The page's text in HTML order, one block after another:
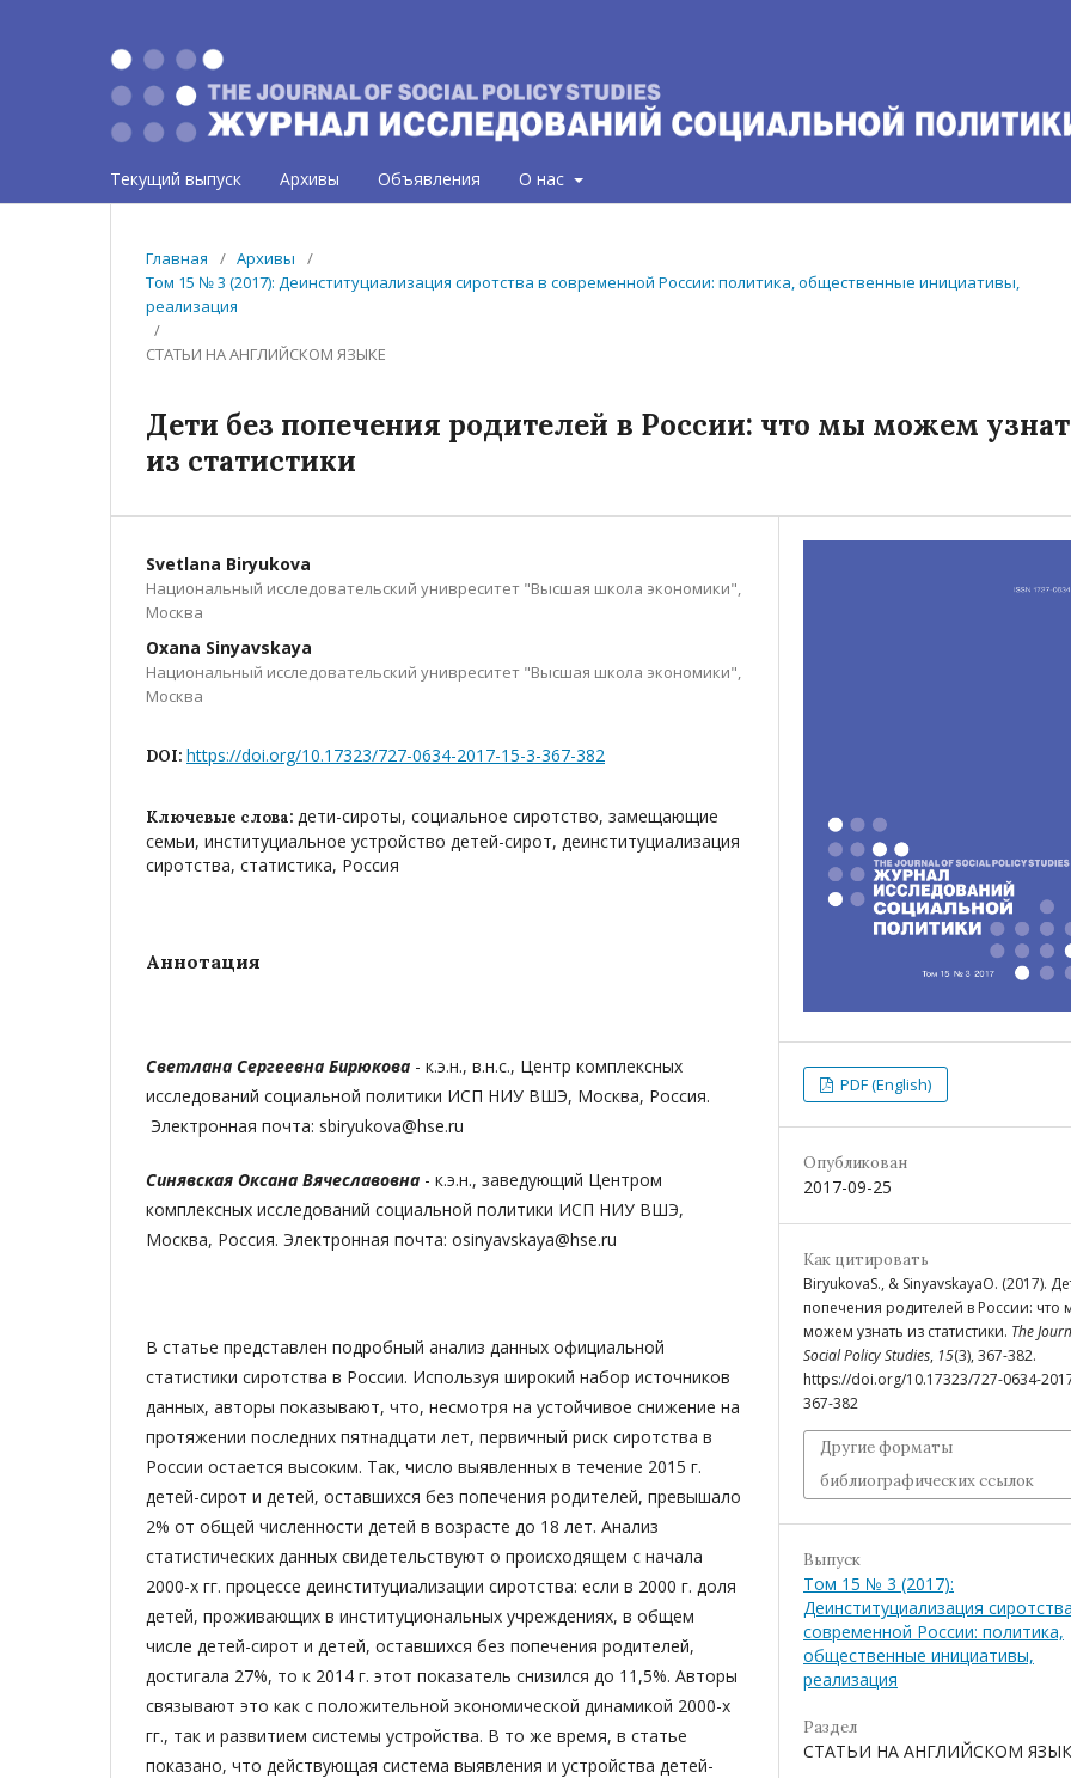
Текущий выпуск Архивы Объявления О нас
Главная / Архивы
/
Том 15 № 3 (2017): Деинституциализация сиротства в современной России: политика, общественные инициативы,
реализация
/
СТАТЬИ НА АНГЛИЙСКОМ ЯЗЫКЕ
Дети без попечения родителей в России: что мы можем
из статистики
Svetlana Biryukova
Национальный исследовательский унивреситет "Высшая школа экономики",
Москва
Oxana Sinyavskaya
Национальный исследовательский унивреситет "Высшая школа экономики",
Москва
DOI: https://doi.org/10.17323/727-0634-2017-15-3-367-382
Ключевые слова: дети-сироты, социальное сиротство, замещающие
семьи, институциальное устройство детей-сирот, деинституциализация
сиротства, статистика, Россия
Аннотация
Светлана Сергеевна Бирюкова - к.э.н., в.н.с., Центр комплексных
исследований социальной политики ИСП НИУ ВШЭ, Москва, Россия.
Электронная почта: sbiryukova@hse.ru
Синявская Оксана Вячеславовна - к.э.н., заведующий Центром
комплексных исследований социальной политики ИСП НИУ ВШЭ,
Москва, Россия. Электронная почта: osinyavskaya@hse.ru
В статье представлен подробный анализ данных официальной
статистики сиротства в России. Используя широкий набор источников
данных, авторы показывают, что, несмотря на устойчивое снижение на
протяжении последних пятнадцати лет, первичный риск сиротства в
России остается высоким. Так, число выявленных в течение 2015 г.
детей-сирот и детей, оставшихся без попечения родителей, превышало
2% от общей численности детей в возрасте до 18 лет. Анализ
статистических данных свидетельствуют о происходящем с начала
2000-х гг. процессе деинституциализации сиротства: если в 2000 г. доля
детей, проживающих в институциональных учреждениях, в общем
числе детей-сирот и детей, оставшихся без попечения родителей,
достигала 27%, то к 2014 г. этот показатель снизился до 11,5%. Авторы
связывают это как с положительной экономической динамикой 2000-х
гг., так и развитием системы устройства. В то же время, в статье
показано, что действующая система выявления и устройства детей-
PDF (English)
Опубликован
2017-09-25
Как цитировать
BiryukovaS., & SinyavskayaO. (2017).
попечения родителей в России: что
можем узнать из статистики. The
Social Policy Studies, 15(3), 367-382.
https://doi.org/10.17323/727-0634-
367-382
Другие форматы
библиографических ссылок
Выпуск
Том 15 № 3 (2017):
Деинституциализация
современной России: политика,
общественные инициативы,
реализация
Раздел
СТАТЬИ НА АНГЛИЙСКОМ